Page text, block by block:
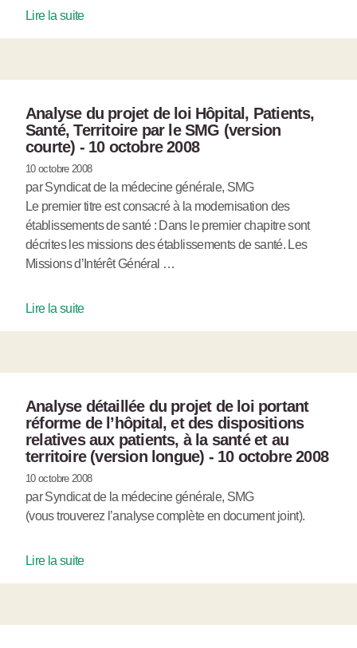
Lire la suite
Analyse du projet de loi Hôpital, Patients,
Santé, Territoire par le SMG (version
courte) - 10 octobre 2008
10 octobre 2008
par Syndicat de la médecine générale, SMG
Le premier titre est consacré à la modernisation des
établissements de santé : Dans le premier chapitre sont
décrites les missions des établissements de santé. Les
Missions d’Intérêt Général …
Lire la suite
Analyse détaillée du projet de loi portant
réforme de l’hôpital, et des dispositions
relatives aux patients, à la santé et au
territoire (version longue) - 10 octobre 2008
10 octobre 2008
par Syndicat de la médecine générale, SMG
(vous trouverez l’analyse complète en document joint).
Lire la suite